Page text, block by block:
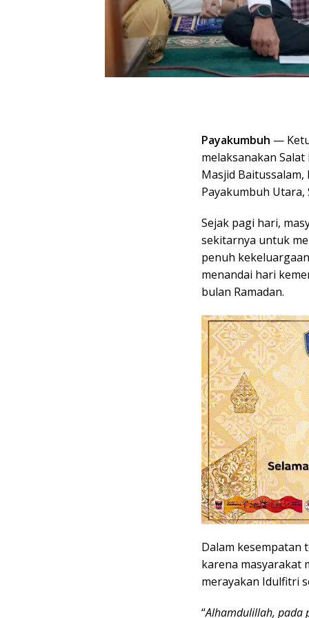
Payakumbuh —
melaksanakan
Masjid
Payakumbuh Utara,
Sejak pagi hari,
sekitarnya untuk
penuh
menandai hari
bulan Ramadan.
Dalam kesempatan
karena masyarakat
merayakan Idulfitri
“Alhamdulillah, pada